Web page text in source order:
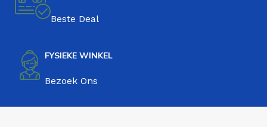
Beste Deal
FYSIEKE WINKEL
Bezoek Ons